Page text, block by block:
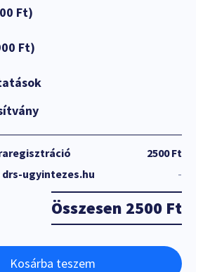
Ft)
Ft)
2500 Ft
drs-ugyintezes.hu
-
Összesen 2500 Ft
Kosárba teszem